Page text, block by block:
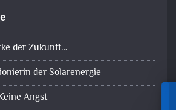
der Zukunft…
der Solarenergie
Angst